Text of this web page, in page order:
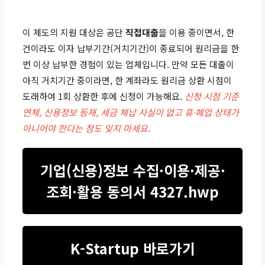
이 제도의 지원 대상은 공단직접대출을 이용 중이면서, 한
건이라도 이자 납부기간(거치기간)이 종료되어 원리금을 한
번 이상 납부한 경험이 있는 업체입니다. 만약 모든 대출이
아직 거치기간 중이라면, 한 계좌라도 원리금 상환 시점이
도래하여 1회 상환한 후에 신청이 가능해요. 신청 시점 기준
연체, 신용정보 등재, 세금 체납 사실이 없고 휴·폐업 상태가
아니어야 한다는 점도 잊지 마세요.
기업(신용)정보 수집·이용·제공·
조회·활용 동의서 4327.hwp
K-Startup 바로가기